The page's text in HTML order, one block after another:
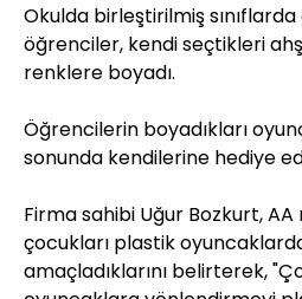
Okulda birleştirilmiş
öğrenciler, kendi seçtikleri
renklere boyadı.
Öğrencilerin boyadıkları
sonunda kendilerine hediye
Firma sahibi Uğur Bozkurt,
çocukları plastik
amaçladıklarını belirterek,